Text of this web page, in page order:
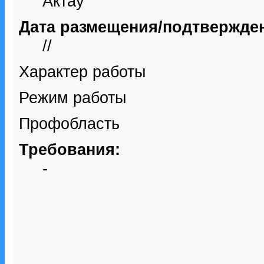
Дата размещения/
//
Характер работы
Режим работы
Профобласть
Требования:
-